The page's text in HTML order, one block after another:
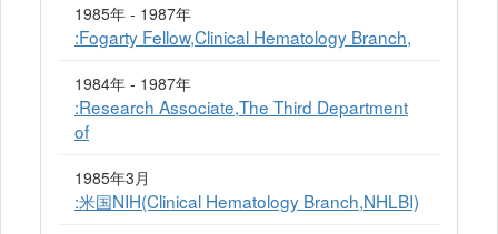
1985年 - 1987年
:Fogarty Fellow,Clinical Hematology Branch,
1984年 - 1987年
:Research Associate,The Third Department
of
1985年3月
:米国NIH(Clinical Hematology Branch,NHLBI)